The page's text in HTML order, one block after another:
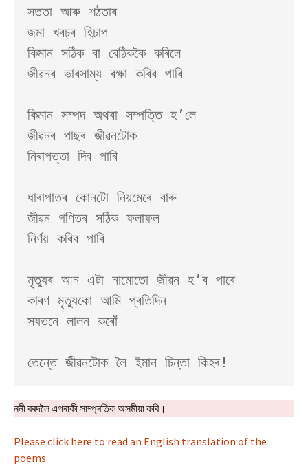
সততা আৰু শঠতাৰ
জমা খৰচৰ হিচাপ
কিমান সঠিক বা বেঠিককৈ কৰিলে
জীৱনৰ ভাৰসাম্য ৰক্ষা কৰিব পাৰি
কিমান সম্পদ অথবা সম্পত্তি হ’লে
জীৱনৰ পাছৰ জীৱনটোক
নিৰাপত্তা দিব পাৰি
ধাৰাপাতৰ কোনটো নিয়মেৰে বাৰু
জীৱন গণিতৰ সঠিক ফলাফল
নিৰ্ণয় কৰিব পাৰি
মৃত্যুৰ আন এটা নামোতো জীৱন হ’ব পাৰে
কাৰণ মৃত্যুকো আমি প্ৰতিদিন
সযতনে লালন কৰোঁ
ননী বৰদলৈ এগৰাকী সাম্প্ৰতিক অসমীয়া কবি।
Please click here to read an English translation of the
poems